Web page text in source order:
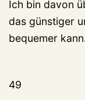
Ich bin davon
das günstiger
bequemer
49